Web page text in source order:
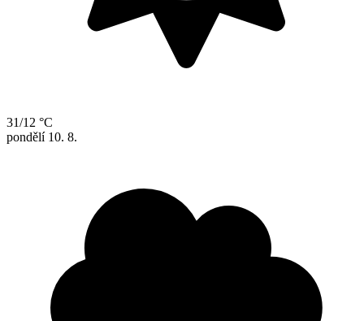
31/12 °C
pondělí 10. 8.